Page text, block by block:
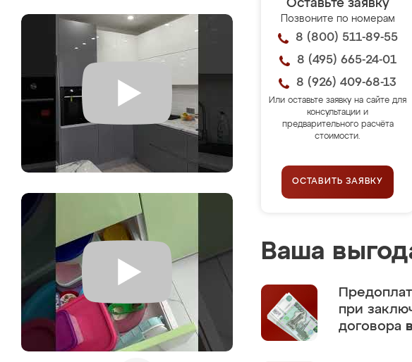
Оставьте заявку
Позвоните по номерам
8 (800) 511-89-55
8 (495) 665-24-01
8 (926) 409-68-13
Или оставьте заявку на сайте для
консультации и
предварительного расчёта
стоимости.
ОСТАВИТЬ ЗАЯВКУ
Ваша
при
договора